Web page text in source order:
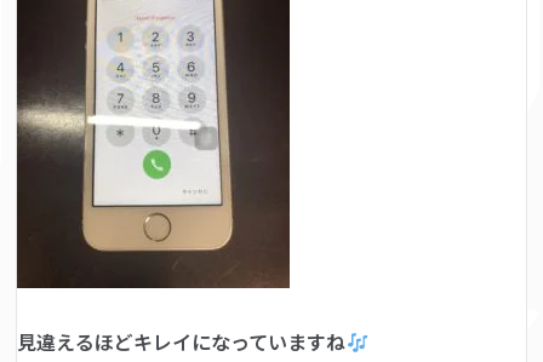
見違えるほどキレイになっていますね